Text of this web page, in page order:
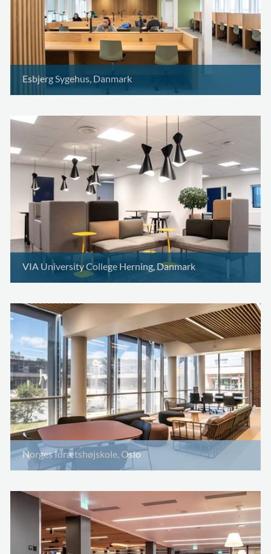
Esbjerg Sygehus, Danmark
VIA University College Herning, Danmark
Norges Idrætshøjskole, Oslo